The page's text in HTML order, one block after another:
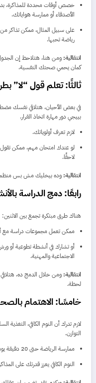
خصص أوقات محددة للمذاكرة،
الأصدقاء أو ممارسة هواياتك.
رياضة تحبها.
انتقالية: ومن هنا، هتلاحظ إن
كمان يحمي صحتك النفسية.
ثالثًا: تعلم قول “لا”
في بعض الأحيان، هتلاقي نفسك مضطر
بييجي دور مهارة اتخاذ القرار.
لازم تعرف أولوياتك.
لو عندك امتحان مهم، ممكن تقول
لاحقًا.
انتقالية: وده بيخليك مش بس
رابعًا: دمج الدراسة
هناك طرق مبتكرة تجمع بين الاثنين:
ممكن تعمل مجموعات دراسة مع
أو تشارك في أنشطة تطوعية أو
الاجتماعية والمهنية.
انتقالية: ومن خلال الدمج ده،
لحظة.
خامسًا: الاهتمام
لازم تدرك أن النوم الكافي، التغذية
التوازن.
ممارسة الرياضة حتى 20 دقيقة يوميًا تقلل التوتر وتحسن التركيز.
النوم الكافي يعزز قدرتك على